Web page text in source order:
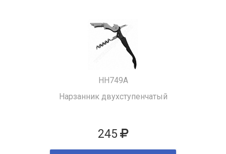
HH749A
Нарзанник двухступенчатый
245